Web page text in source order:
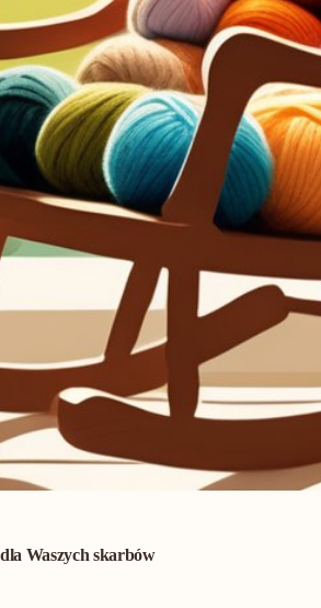
Waszych skarbów